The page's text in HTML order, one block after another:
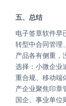
五、总结
电子签章软件早已不再是单一的 “盖章工具”，而是企业数字化
转型中合同管理
产品各有侧重，
选择： 小微企业
重合规、移动端
产企业聚焦印章
国企、事业单位